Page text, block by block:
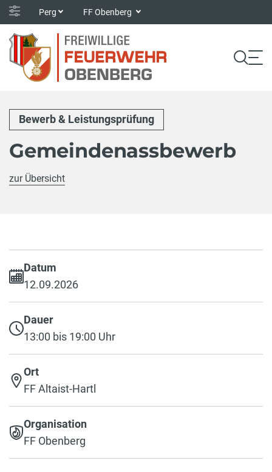
Perg FF Obenberg
Bewerb & Leistungsprüfung
Gemeindenassbewerb
zur Übersicht
Datum
12.09.2026
Dauer
13:00 bis 19:00 Uhr
Ort
FF Altaist-Hartl
Organisation
FF Obenberg